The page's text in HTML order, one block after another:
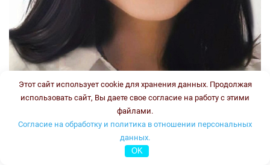
Стаж:
Этот сайт использует cookie для хранения данных. Продолжая
использовать сайт, Вы даете свое согласие на работу с этими
файлами.
Согласие на обработку и политика в отношении персональных
данных.
OK